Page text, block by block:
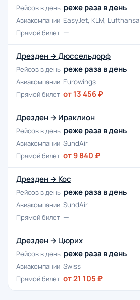
Рейсов в день реже раза в день
Авиакомпании EasyJet, KLM, Lufthansa
Прямой билет —
Дрезден → Дюссельдорф
Рейсов в день реже раза в день
Авиакомпании Eurowings
Прямой билет от 13 456 ₽
Дрезден → Ираклион
Рейсов в день реже раза в день
Авиакомпании SundAir
Прямой билет от 9 840 ₽
Дрезден → Кос
Рейсов в день реже раза в день
Авиакомпании SundAir
Прямой билет —
Дрезден → Цюрих
Рейсов в день реже раза в день
Авиакомпании Swiss
Прямой билет от 21 105 ₽